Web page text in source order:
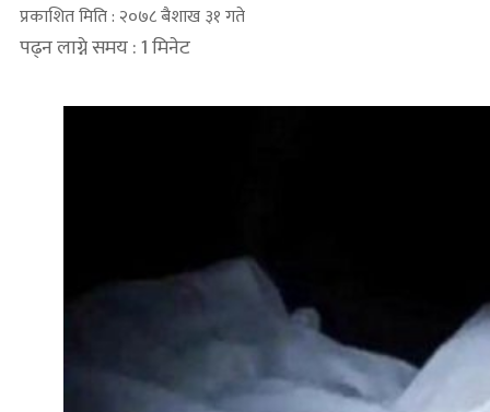
प्रकाशित मिति : २०७८ बैशाख ३१ गते
पढ्न लाग्ने समय : 1 मिनेट